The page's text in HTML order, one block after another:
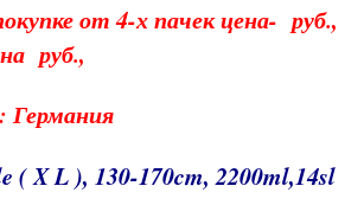
от 4-х пачек цена- руб.,
руб.,
Германия
( X L ), 130-170cm, 2200ml,14sl